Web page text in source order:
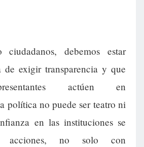
debemos estar
de exigir transparencia y que
actúen en
política no puede ser teatro ni
en las instituciones se
acciones, no solo con